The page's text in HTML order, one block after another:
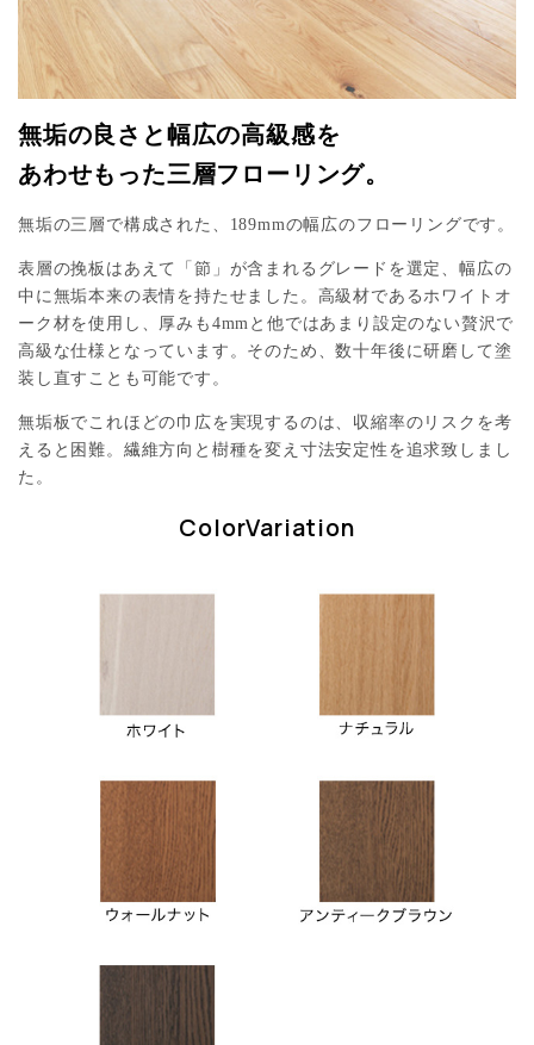
無垢の良さと幅広の高級感を
あわせもった三層フローリング。
無垢の三層で構成された、189mmの幅広のフローリングです。
表層の挽板はあえて「節」が含まれるグレードを選定、幅広の
中に無垢本来の表情を持たせました。高級材であるホワイトオ
ーク材を使用し、厚みも4mmと他ではあまり設定のない贅沢で
高級な仕様となっています。そのため、数十年後に研磨して塗
装し直すことも可能です。
無垢板でこれほどの巾広を実現するのは、収縮率のリスクを考
えると困難。繊維方向と樹種を変え寸法安定性を追求致しまし
た。
ColorVariation